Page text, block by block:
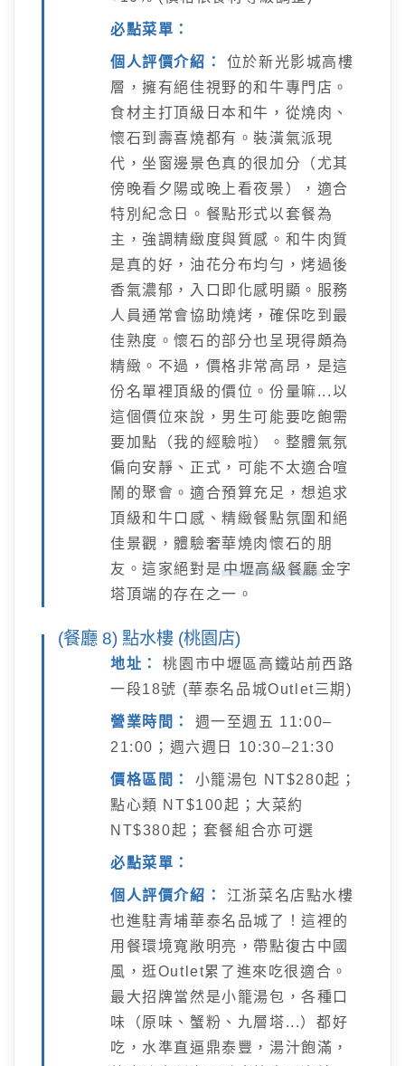
必點菜單：
個人評價介紹：
位於新光影城高樓
層，擁有絕佳視野的和牛專門店。
食材主打頂級日本和牛，從燒肉、
懷石到壽喜燒都有。裝潢氣派現
代，坐窗邊景色真的很加分（尤其
傍晚看夕陽或晚上看夜景），適合
特別紀念日。餐點形式以套餐為
主，強調精緻度與質感。和牛肉質
是真的好，油花分布均勻，烤過後
香氣濃郁，入口即化感明顯。服務
人員通常會協助燒烤，確保吃到最
佳熟度。懷石的部分也呈現得頗為
精緻。不過，價格非常高昂，是這
份名單裡頂級的價位。份量嘛...以
這個價位來說，男生可能要吃飽需
要加點（我的經驗啦）。整體氣氛
偏向安靜、正式，可能不太適合喧
鬧的聚會。適合預算充足，想追求
頂級和牛口感、精緻餐點氛圍和絕
佳景觀，體驗奢華燒肉懷石的朋
友。這家絕對是中壢高級餐廳金字
塔頂端的存在之一。
(餐廳 8) 點水樓 (桃園店)
地址：
桃園市中壢區高鐵站前西路
一段18號 (華泰名品城Outlet三期)
營業時間：
週一至週五 11:00–
21:00；週六週日 10:30–21:30
價格區間：
小籠湯包 NT$280起；
點心類 NT$100起；大菜約
NT$380起；套餐組合亦可選
必點菜單：
個人評價介紹：
江浙菜名店點水樓
也進駐青埔華泰名品城了！這裡的
用餐環境寬敞明亮，帶點復古中國
風，逛Outlet累了進來吃很適合。
最大招牌當然是小籠湯包，各種口
味（原味、蟹粉、九層塔...）都好
吃，水準直逼鼎泰豐，湯汁飽滿，